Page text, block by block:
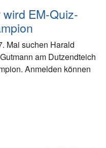
wird EM-Quiz-
Mai suchen Harald
am Dutzendteich
Anmelden können